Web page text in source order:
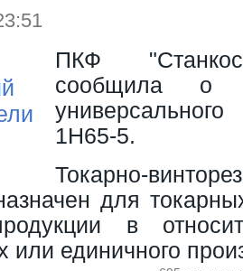
ПКФ
сообщила о
1Н65-5.
Токарно-
для
в
или единичного